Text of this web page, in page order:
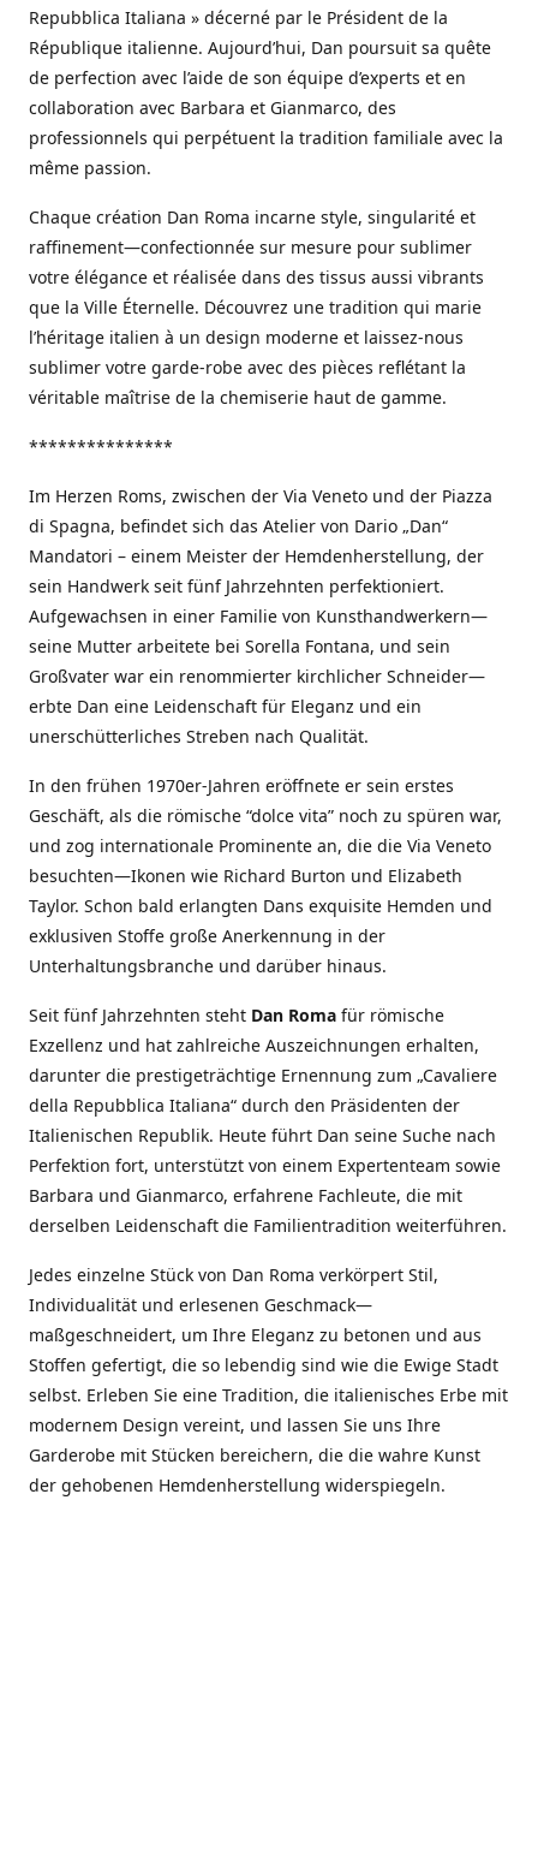
Repubblica Italiana » décerné par le Président de la
République italienne. Aujourd’hui, Dan poursuit sa quête
de perfection avec l’aide de son équipe d’experts et en
collaboration avec Barbara et Gianmarco, des
professionnels qui perpétuent la tradition familiale avec la
même passion.
Chaque création Dan Roma incarne style, singularité et
raffinement—confectionnée sur mesure pour sublimer
votre élégance et réalisée dans des tissus aussi vibrants
que la Ville Éternelle. Découvrez une tradition qui marie
l’héritage italien à un design moderne et laissez-nous
sublimer votre garde-robe avec des pièces reflétant la
véritable maîtrise de la chemiserie haut de gamme.
***************
Im Herzen Roms, zwischen der Via Veneto und der Piazza
di Spagna, befindet sich das Atelier von Dario „Dan“
Mandatori – einem Meister der Hemdenherstellung, der
sein Handwerk seit fünf Jahrzehnten perfektioniert.
Aufgewachsen in einer Familie von Kunsthandwerkern—
seine Mutter arbeitete bei Sorella Fontana, und sein
Großvater war ein renommierter kirchlicher Schneider—
erbte Dan eine Leidenschaft für Eleganz und ein
unerschütterliches Streben nach Qualität.
In den frühen 1970er-Jahren eröffnete er sein erstes
Geschäft, als die römische “dolce vita” noch zu spüren war,
und zog internationale Prominente an, die die Via Veneto
besuchten—Ikonen wie Richard Burton und Elizabeth
Taylor. Schon bald erlangten Dans exquisite Hemden und
exklusiven Stoffe große Anerkennung in der
Unterhaltungsbranche und darüber hinaus.
Seit fünf Jahrzehnten steht Dan Roma für römische
Exzellenz und hat zahlreiche Auszeichnungen erhalten,
darunter die prestigeträchtige Ernennung zum „Cavaliere
della Repubblica Italiana“ durch den Präsidenten der
Italienischen Republik. Heute führt Dan seine Suche nach
Perfektion fort, unterstützt von einem Expertenteam sowie
Barbara und Gianmarco, erfahrene Fachleute, die mit
derselben Leidenschaft die Familientradition weiterführen.
Jedes einzelne Stück von Dan Roma verkörpert Stil,
Individualität und erlesenen Geschmack—
maßgeschneidert, um Ihre Eleganz zu betonen und aus
Stoffen gefertigt, die so lebendig sind wie die Ewige Stadt
selbst. Erleben Sie eine Tradition, die italienisches Erbe mit
modernem Design vereint, und lassen Sie uns Ihre
Garderobe mit Stücken bereichern, die die wahre Kunst
der gehobenen Hemdenherstellung widerspiegeln.